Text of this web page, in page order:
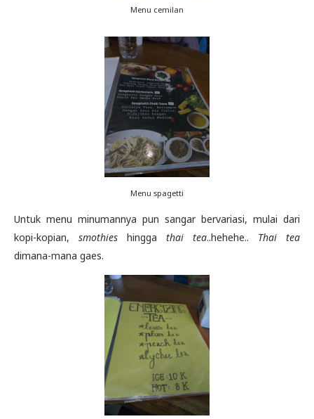
Menu cemilan
Menu spagetti
Untuk menu minumannya pun sangar bervariasi, mulai dari
kopi-kopian, smothies hingga thai tea..hehehe.. Thai tea
dimana-mana gaes.